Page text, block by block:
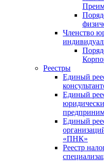
Членство
Реестры
Единый
Единый
Единый
«ПНК»
Реестр